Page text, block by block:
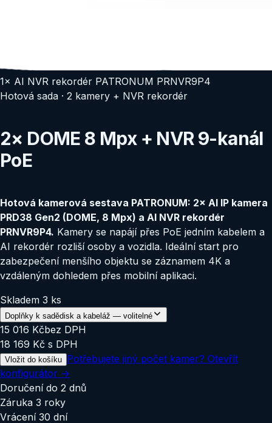
1× AI NVR rekordér PATRONUM PRNVR9P4
Hotová sada · 2 kamery + NVR rekordér
2× DOME 8 Mpx + NVR 9-kanál
PoE
Hotová kamerová sestava PATRONUM: 2× AI IP kamera
PRD38 Gen2 (DOME, 8 Mpx) a AI NVR rekordér
PRNVR9P4. Kamery se napájí přes PoE jedním kabelem a
AI rekordér rozliší osoby a vozidla. Ideální start pro
zabezpečení menšího objektu se záznamem 4K a
vzdáleným dohledem přes mobilní aplikaci.
Skladem 3 ks
Doplňky k sadědisk a kabeláž — volitelné
15 016 Kčbez DPH
18 169 Kč s DPH
Vložit do košíku Potřebujete jiný počet kamer? Otevřít
konfigurátor →
Doručení do 2 dnů
Záruka 3 roky
Vrácení 30 dní